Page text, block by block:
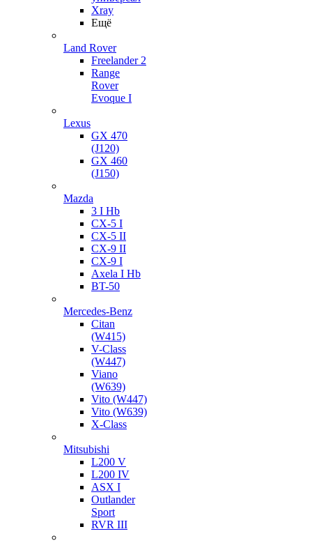
Xray
Ещё
Land Rover
Freelander 2
Range
Rover
Evoque I
Lexus
GX 470
(J120)
GX 460
(J150)
Mazda
3 I Hb
CX-5 I
CX-5 II
CX-9 II
CX-9 I
Axela I Hb
BT-50
Mercedes-Benz
Citan
(W415)
V-Class
(W447)
Viano
(W639)
Vito (W447)
Vito (W639)
X-Class
Mitsubishi
L200 V
L200 IV
ASX I
Outlander
Sport
RVR III